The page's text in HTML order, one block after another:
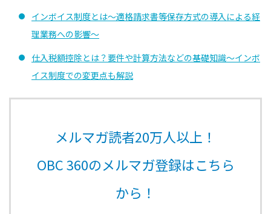
インボイス制度とは〜適格請求書等保存方式の導入による経
理業務への影響〜
仕入税額控除とは？要件や計算方法などの基礎知識〜インボ
イス制度での変更点も解説
メルマガ読者20万人以上！
OBC 360のメルマガ登録はこちら
から！